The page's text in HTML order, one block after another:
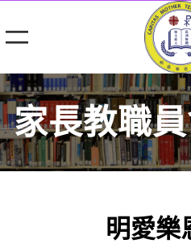
家長教職
明愛樂